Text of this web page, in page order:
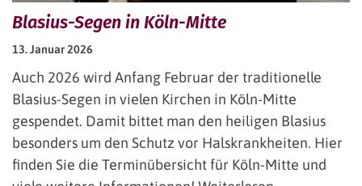
Blasius-Segen in Köln-Mitte
13. Januar 2026
Auch 2026 wird Anfang Februar der traditionelle
Blasius-Segen in vielen Kirchen in Köln-Mitte
gespendet. Damit bittet man den heiligen Blasius
besonders um den Schutz vor Halskrankheiten. Hier
finden Sie die Terminübersicht für Köln-Mitte und